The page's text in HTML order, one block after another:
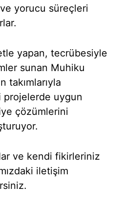
yorucu süreçleri
yapan, tecrübesiyle
sunan Muhiku
takımlarıyla
uygun
çözümlerini
ve kendi fikirleriniz
iletişim